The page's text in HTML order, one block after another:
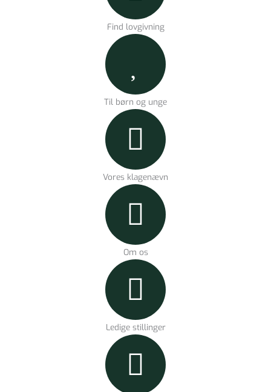
Find lovgivning
Til børn og unge
Vores klagenævn
Om os
Ledige stillinger